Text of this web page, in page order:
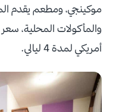
موكينجي، ومطعم يقدم
أمريكي لمدة 4 ليالي.